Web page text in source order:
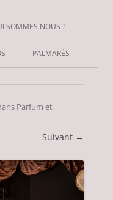
SOMMES NOUS ?
PALMARÈS
Parfum et
Suivant →